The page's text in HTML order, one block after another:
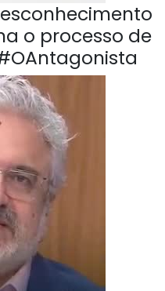
o processo de